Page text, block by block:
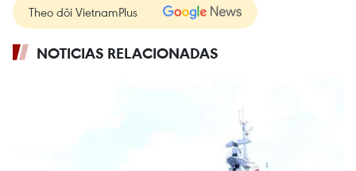
Theo dõi VietnamPlus
NOTICIAS RELACIONADAS